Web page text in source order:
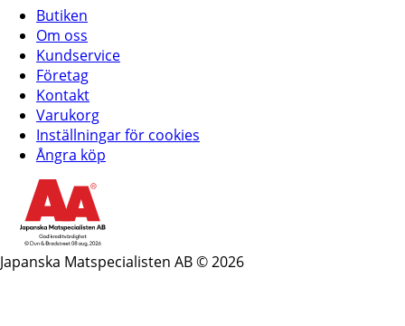
Butiken
Om oss
Kundservice
Företag
Kontakt
Varukorg
Inställningar för cookies
Ångra köp
Japanska Matspecialisten AB © 2026